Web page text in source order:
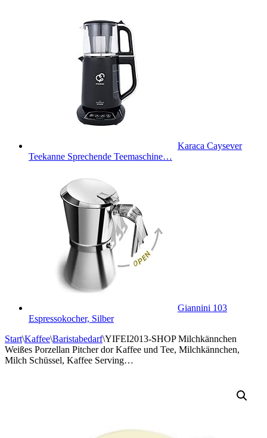
Karaca Caysever
Teekanne Sprechende Teemaschine…
Giannini 103
Espressokocher, Silber
Start\Kaffee\Baristabedarf\YIFEI2013-SHOP Milchkännchen
Weißes Porzellan Pitcher dor Kaffee und Tee, Milchkännchen,
Milch Schüssel, Kaffee Serving…